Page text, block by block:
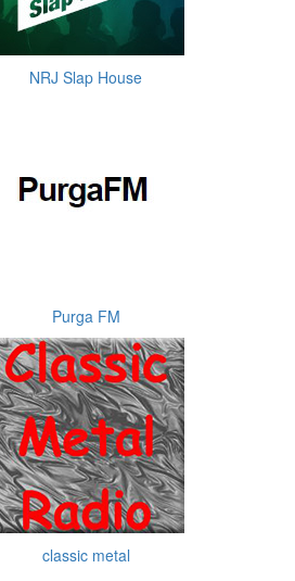
NRJ Slap House
Purga FM
classic metal